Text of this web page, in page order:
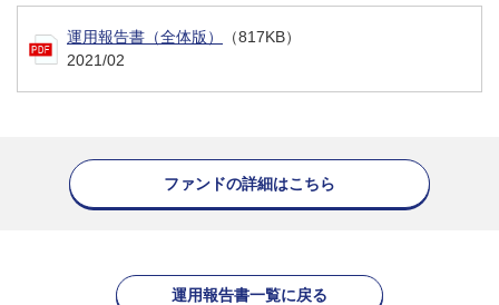
運用報告書（全体版）
（817KB）
2021/02
ファンドの詳細はこちら
運用報告書一覧に戻る